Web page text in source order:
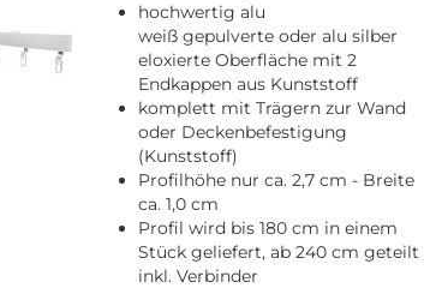
hochwertig alu
weiß gepulverte oder alu silber
eloxierte Oberfläche mit 2
Endkappen aus Kunststoff
komplett mit Trägern zur Wand
oder Deckenbefestigung
(Kunststoff)
Profilhöhe nur ca. 2,7 cm - Breite
ca. 1,0 cm
Profil wird bis 180 cm in einem
Stück geliefert, ab 240 cm geteilt
inkl. Verbinder